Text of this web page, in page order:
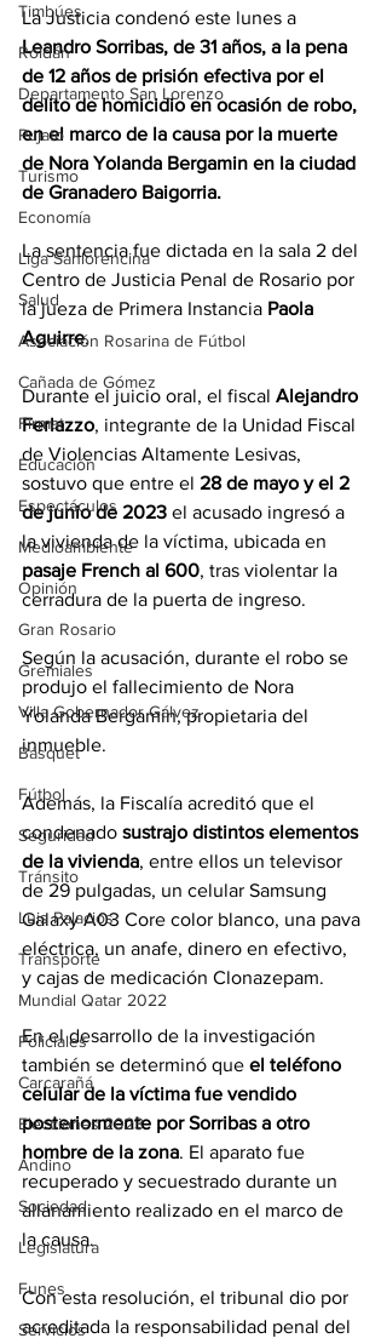
Timbúes
Roldán
Departamento San Lorenzo
Pujato
Turismo
Economía
Liga Sanlorencina
Salud
Asociación Rosarina de Fútbol
Cañada de Gómez
Firmat
Educación
Espectáculos
Medioambiente
Opinión
Gran Rosario
Gremiales
Villa Gobernador Gálvez
Básquet
Fútbol
Seguridad
Tránsito
Luis Palacios
Transporte
Mundial Qatar 2022
Policiales
Carcarañá
Elecciones 2023
Andino
Sociedad
Legislatura
Funes
Servicios
La Justicia condenó este lunes a
Leandro Sorribas, de 31 años, a la pena
de 12 años de prisión efectiva por el
delito de homicidio en ocasión de robo,
en el marco de la causa por la muerte
de Nora Yolanda Bergamin en la ciudad
de Granadero Baigorria.
La sentencia fue dictada en la sala 2 del
Centro de Justicia Penal de Rosario por
la jueza de Primera Instancia Paola
Aguirre.
Durante el juicio oral, el fiscal Alejandro
Ferlazzo, integrante de la Unidad Fiscal
de Violencias Altamente Lesivas,
sostuvo que entre el 28 de mayo y el 2
de junio de 2023 el acusado ingresó a
la vivienda de la víctima, ubicada en
pasaje French al 600, tras violentar la
cerradura de la puerta de ingreso.
Según la acusación, durante el robo se
produjo el fallecimiento de Nora
Yolanda Bergamin, propietaria del
inmueble.
Además, la Fiscalía acreditó que el
condenado sustrajo distintos elementos
de la vivienda, entre ellos un televisor
de 29 pulgadas, un celular Samsung
Galaxy A03 Core color blanco, una pava
eléctrica, un anafe, dinero en efectivo,
y cajas de medicación Clonazepam.
En el desarrollo de la investigación
también se determinó que el teléfono
celular de la víctima fue vendido
posteriormente por Sorribas a otro
hombre de la zona. El aparato fue
recuperado y secuestrado durante un
allanamiento realizado en el marco de
la causa.
Con esta resolución, el tribunal dio por
acreditada la responsabilidad penal del